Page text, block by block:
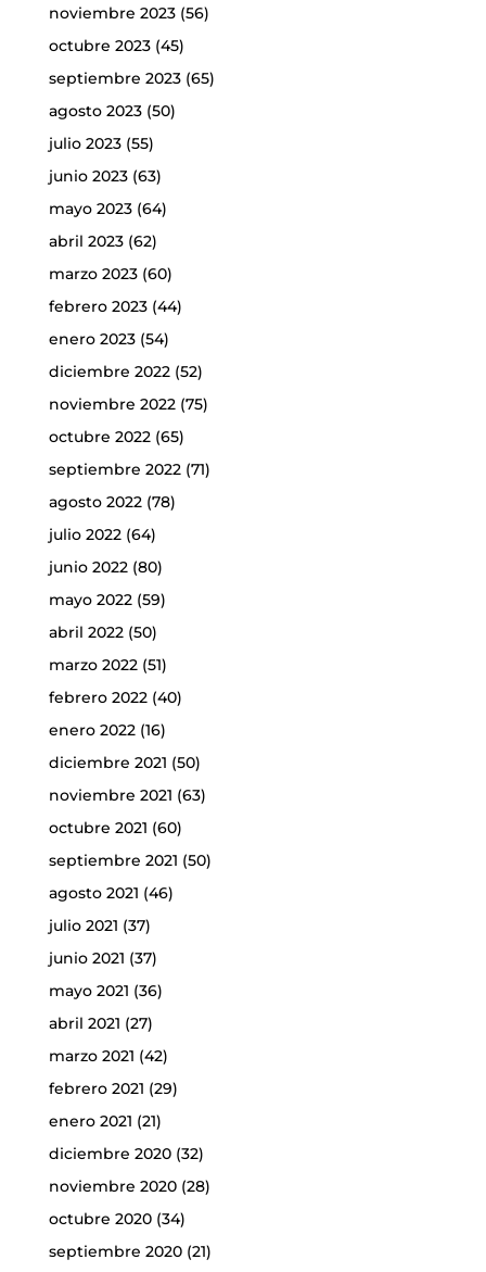
noviembre 2023(56)
octubre 2023(45)
septiembre 2023(65)
agosto 2023(50)
julio 2023(55)
junio 2023(63)
mayo 2023(64)
abril 2023(62)
marzo 2023(60)
febrero 2023(44)
enero 2023(54)
diciembre 2022(52)
noviembre 2022(75)
octubre 2022(65)
septiembre 2022(71)
agosto 2022(78)
julio 2022(64)
junio 2022(80)
mayo 2022(59)
abril 2022(50)
marzo 2022(51)
febrero 2022(40)
enero 2022(16)
diciembre 2021 (50)
noviembre 2021 (63)
octubre 2021 (60)
septiembre 2021 (50)
agosto 2021 (46)
julio 2021 (37)
junio 2021 (37)
mayo 2021 (36)
abril 2021 (27)
marzo 2021 (42)
febrero 2021 (29)
enero 2021 (21)
diciembre 2020(32)
noviembre 2020(28)
octubre 2020(34)
septiembre 2020(21)